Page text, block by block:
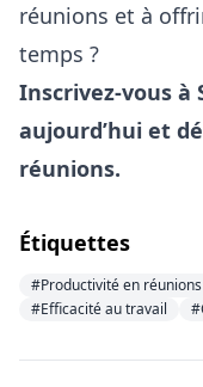
réunions et à
temps ?
Inscrivez-vous
aujourd’hui et
réunions.
Étiquettes
#Productivité en réunions
#Efficacité au travail